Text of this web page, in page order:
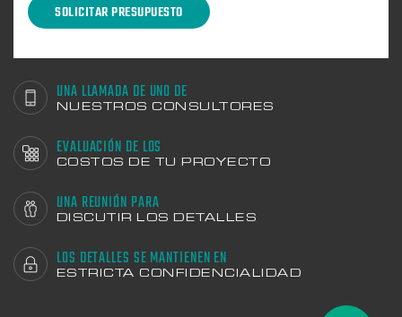
UNA LLAMADA DE UNO DE
NUESTROS CONSULTORES
EVALUACIÓN DE LOS
COSTOS DE TU PROYECTO
UNA REUNIÓN PARA
DISCUTIR LOS DETALLES
LOS DETALLES SE MANTIENEN EN
ESTRICTA CONFIDENCIALIDAD